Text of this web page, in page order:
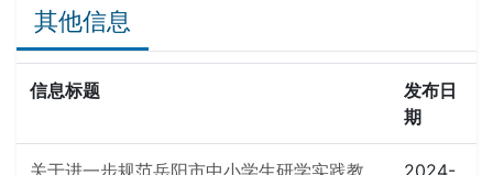
其他信息
信息标题
发布日
期
关于进一步规范岳阳市中小学生研学实践教
2024-